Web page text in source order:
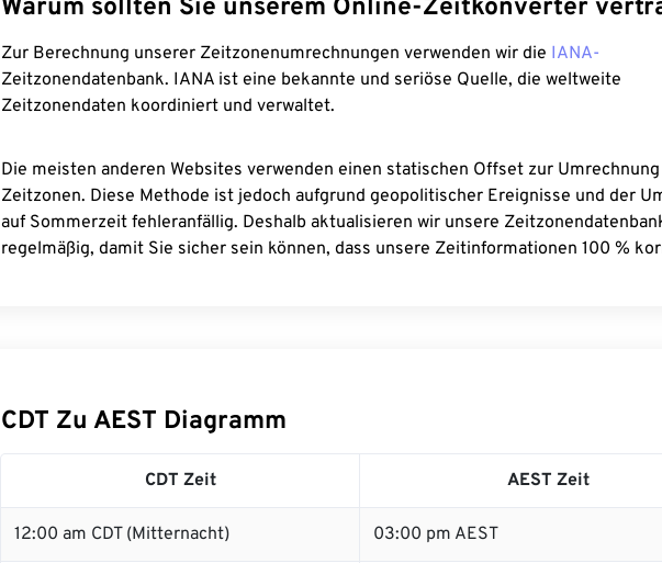
Warum sollten Sie unserem Online-Zeitkonverter
Zur Berechnung unserer Zeitzonenumrechnungen verwenden wir die IANA-
Zeitzonendatenbank. IANA ist eine bekannte und seriöse Quelle, die weltweite
Zeitzonendaten koordiniert und verwaltet.
Die meisten anderen Websites verwenden einen statischen Offset zur
Zeitzonen. Diese Methode ist jedoch aufgrund geopolitischer Ereignisse und der
auf Sommerzeit fehleranfällig. Deshalb aktualisieren wir unsere
regelmäßig, damit Sie sicher sein können, dass unsere Zeitinformationen 100 %
CDT Zu AEST Diagramm
CDT Zeit AEST Zeit
12:00 am CDT (Mitternacht) 03:00 pm AEST